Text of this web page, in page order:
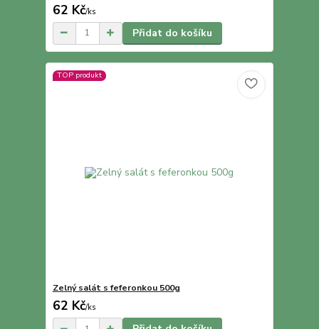
62 Kč/ks
Přidat do košíku
TOP produkt
Zelný salát s feferonkou 500g
62 Kč/ks